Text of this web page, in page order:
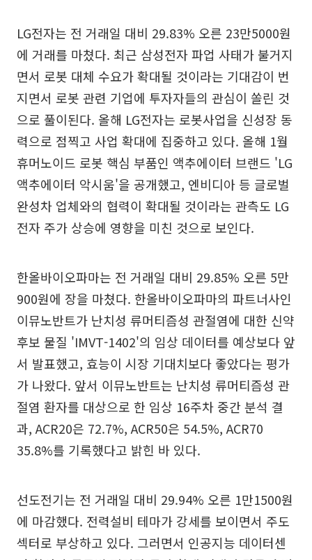
LG전자는 전 거래일 대비 29.83% 오른 23만5000원
에 거래를 마쳤다. 최근 삼성전자 파업 사태가 불거지
면서 로봇 대체 수요가 확대될 것이라는 기대감이 번
지면서 로봇 관련 기업에 투자자들의 관심이 쏠린 것
으로 풀이된다. 올해 LG전자는 로봇사업을 신성장 동
력으로 점찍고 사업 확대에 집중하고 있다. 올해 1월
휴머노이드 로봇 핵심 부품인 액추에이터 브랜드 'LG
액추에이터 악시움'을 공개했고, 엔비디아 등 글로벌
완성차 업체와의 협력이 확대될 것이라는 관측도 LG
전자 주가 상승에 영향을 미친 것으로 보인다.
한올바이오파마는 전 거래일 대비 29.85% 오른 5만
900원에 장을 마쳤다. 한올바이오파마의 파트너사인
이뮤노반트가 난치성 류머티즘성 관절염에 대한 신약
후보 물질 'IMVT-1402'의 임상 데이터를 예상보다 앞
서 발표했고, 효능이 시장 기대치보다 좋았다는 평가
가 나왔다. 앞서 이뮤노반트는 난치성 류머티즘성 관
절염 환자를 대상으로 한 임상 16주차 중간 분석 결
과, ACR20은 72.7%, ACR50은 54.5%, ACR70
35.8%를 기록했다고 밝힌 바 있다.
선도전기는 전 거래일 대비 29.94% 오른 1만1500원
에 마감했다. 전력설비 테마가 강세를 보이면서 주도
섹터로 부상하고 있다. 그러면서 인공지능 데이터센